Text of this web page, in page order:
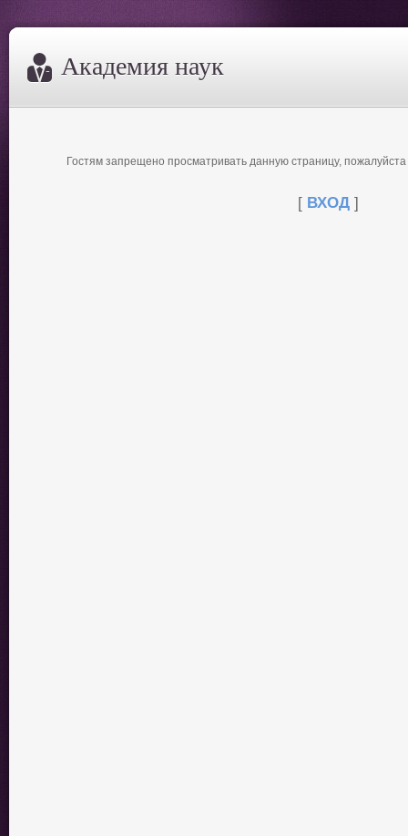
Академия наук
Гостям запрещено просматривать данную страницу, пожалуйста
[ ВХОД]